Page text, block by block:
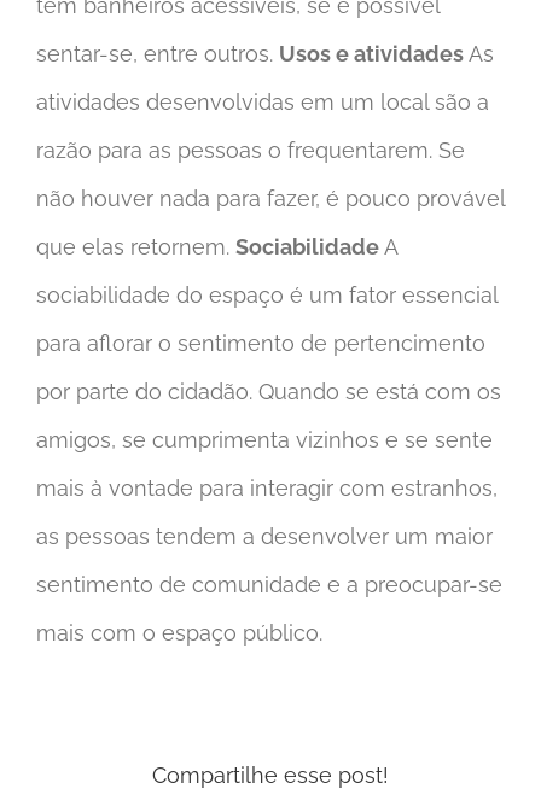
sentar-se, entre outros. Usos e atividadesAs
atividades desenvolvidas em um local são a
razão para as pessoas o frequentarem. Se
não houver nada para fazer, é pouco provável
que elas retornem. SociabilidadeA
sociabilidade do espaço é um fator essencial
para aflorar o sentimento de pertencimento
por parte do cidadão. Quando se está com os
amigos, se cumprimenta vizinhos e se sente
mais à vontade para interagir com estranhos,
as pessoas tendem a desenvolver um maior
sentimento de comunidade e a preocupar-se
mais com o espaço público.
Compartilhe esse post!